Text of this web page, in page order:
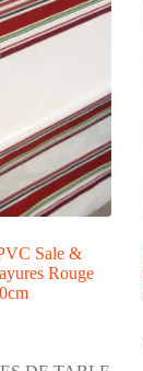
Sale &
Rouge